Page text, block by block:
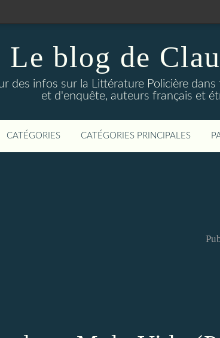
Le blog de
des infos sur la Littérature Policière
et d'enquête, auteurs français et
CATÉGORIES CATÉGORIES PRINCIPALES